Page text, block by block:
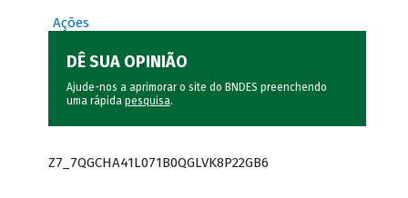
Ações
DÊ SUA OPINIÃO
Ajude-nos a aprimorar o site do BNDES preenchendo
uma rápida pesquisa.
Z7_7QGCHA41L071B0QGLVK8P22GB6